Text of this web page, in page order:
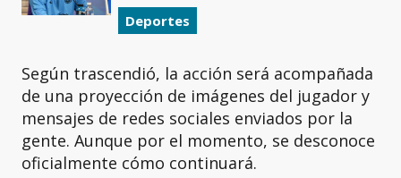
Deportes
Según trascendió, la acción será acompañada
de una proyección de imágenes del jugador y
mensajes de redes sociales enviados por la
gente. Aunque por el momento, se desconoce
oficialmente cómo continuará.